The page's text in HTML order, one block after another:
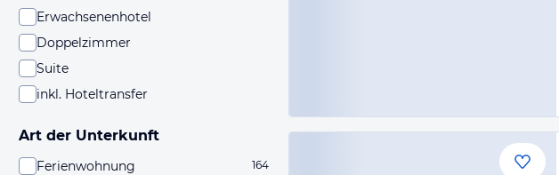
Erwachsenenhotel
Doppelzimmer
Suite
inkl. Hoteltransfer
Art der Unterkunft
Ferienwohnung 164